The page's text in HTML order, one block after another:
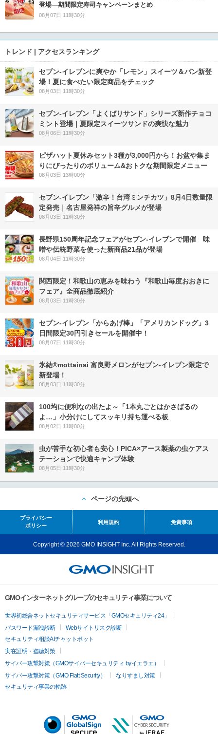
登場―期間限定寿司キャンペーンまとめ
08月07日 11時30分
トレンド | アクセスランキング
セブン‐イレブンに爽やか「レモン」スイーツ＆パン新登
場！夏に食べたい限定商品をチェック
08月03日 11時30分
セブン‐イレブン「よくばりサンド」シリーズ新作チョコ
ミント登場｜夏限定スイーツサンドの爽快な魅力
08月06日 11時30分
ピザハット夏休みセット3種が3,000円から！お盆や集ま
りにぴったりのボリューム&おトクな期間限定メニュー
08月03日 13時00分
セブン-イレブン「激辛！台湾ミンチカツ」8月4日数量限
定発売｜名古屋発祥の旨辛グルメが登場
08月03日 11時30分
長野県150周年記念フェアがセブン-イレブンで開催 味
噌や伝統野菜を使った新商品21品が登場
08月04日 11時30分
関西限定！和歌山の恵みを味わう『和歌山毎度おおきに
フェア』全商品徹底紹介
08月03日 11時30分
セブン‐イレブン「からあげ棒」「アメリカンドッグ」3
日間限定30円引きセールを開催中！
08月07日 11時30分
氷結®mottainai 富良野メロンがセブン‐イレブン限定で
新登場！
08月03日 11時30分
100均に便利なの出たよ～「1本丸ごとはかさばるの
よ…」小分けにしてスッキリ持ち運べる板
08月02日 11時00分
虫が苦手な初心者も安心！PICA×アース製薬の虫ケアス
テーションで快適キャンプ体験
08月05日 11時30分
ページの先頭へ
プライバシー
ポリシー
利用規約 免責事項
Copyright © 2026 GMO INSIGHT Inc. All Rights Reserved.
GMOインターネットグループのセキュリティ事業について
世界初総合ネットセキュリティサービス「GMOセキュリティ24」
パスワード漏洩診断
Webサイトリスク診断
セキュリティ相談AIチャットボット
実在証明・盗聴対策
サイバー攻撃対策（GMOサイバーセキュリティ byイエラエ）
サイバー攻撃対策（GMO Flatt Security）
なりすまし対策
セキュリティ事業の軌跡